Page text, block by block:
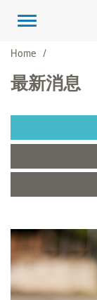
Toggle
Home
最新消息